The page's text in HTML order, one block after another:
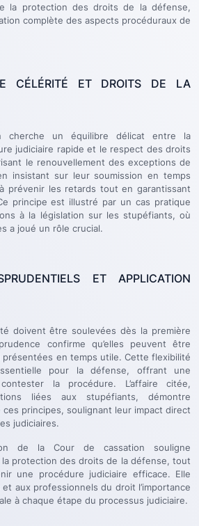
la protection des droits de la défense,
complète des aspects procéduraux de
CÉLÉRITÉ ET DROITS DE LA
cherche un équilibre délicat entre la
judiciaire rapide et le respect des droits
le renouvellement des exceptions de
insistant sur leur soumission en temps
prévenir les retards tout en garantissant
principe est illustré par un cas pratique
à la législation sur les stupéfiants, où
a joué un rôle crucial.
ET APPLICATION
doivent être soulevées dès la première
confirme qu’elles peuvent être
présentées en temps utile. Cette flexibilité
pour la défense, offrant une
la procédure. L’affaire citée,
liées aux stupéfiants, démontre
ces principes, soulignant leur impact direct
judiciaires.
de la Cour de cassation souligne
la protection des droits de la défense, tout
une procédure judiciaire efficace. Elle
aux professionnels du droit l’importance
à chaque étape du processus judiciaire.